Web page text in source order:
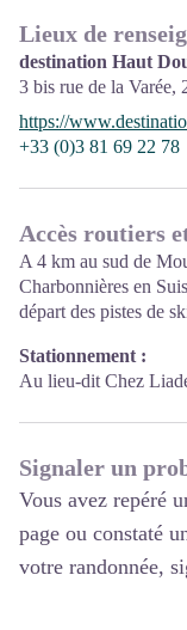
Lieux de
destination Haut
3 bis rue de la Varée,
https://
+33 (0)3 81 69 22 78
Accès routiers
A 4 km au sud de
Charbonnières en
départ des pistes de
Stationnement :
Au lieu-dit Chez
Signaler un
Vous avez repéré
page ou constaté
votre randonnée,